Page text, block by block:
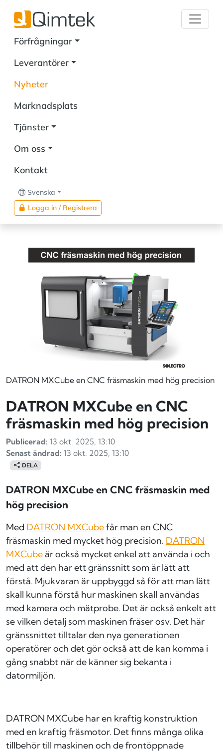
Förfrågningar
Leverantörer
Nyheter
Marknadsplats
Tjänster
Om oss
Kontakt
Svenska
Logga in / Registrera
DATRON MXCube en CNC fräsmaskin med hög precision
DATRON MXCube en CNC
fräsmaskin med hög precision
Publicerad: 13 okt. 2025, 13:10
Senast ändrad: 13 okt. 2025, 13:10
DELA
DATRON MXCube en CNC fräsmaskin med
hög precision
Med DATRON MXCubefår man en CNC
fräsmaskin med mycket hög precision. DATRON
MXCube är också mycket enkel att använda i och
med att den har ett gränssnitt som är lätt att
förstå. Mjukvaran är uppbyggd så för att man lätt
skall kunna förstå hur maskinen skall användas
med kamera och mätprobe. Det är också enkelt att
se vilken detalj som maskinen fräser osv. Det här
gränssnittet tilltalar den nya generationen
operatörer och det gör också att de kan komma i
gång snabbt när de känner sig bekanta i
datormiljön.
DATRON MXCube har en kraftig konstruktion
med en kraftig fräsmotor. Det finns många olika
tillbehör till maskinen och de frontöppnade